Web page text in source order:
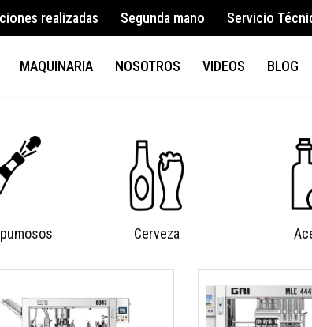
realizadas Segunda mano Servicio
MAQUINARIA NOSOTROS VIDEOS BLOG
Cerveza